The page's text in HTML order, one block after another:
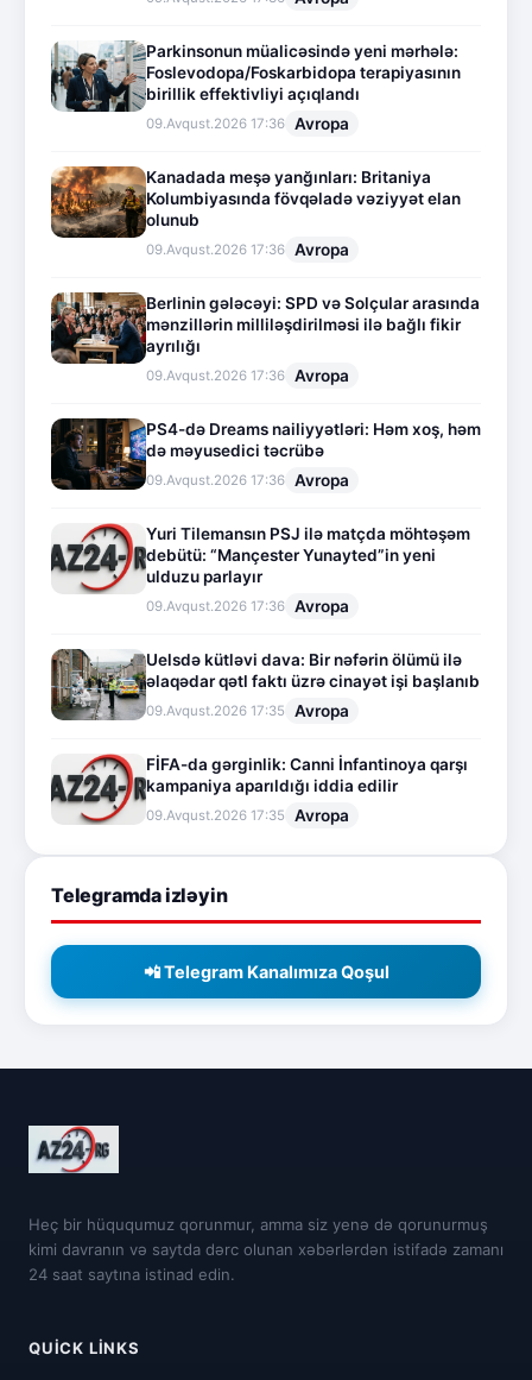
Parkinsonun müalicəsində yeni mərhələ:
Foslevodopa/Foskarbidopa terapiyasının
birillik effektivliyi açıqlandı
09.Avqust.2026 17:36 Avropa
Kanadada meşə yanğınları: Britaniya
Kolumbiyasında fövqəladə vəziyyət elan
olunub
09.Avqust.2026 17:36 Avropa
Berlinin gələcəyi: SPD və Solçular arasında
mənzillərin milliləşdirilməsi ilə bağlı fikir
ayrılığı
09.Avqust.2026 17:36 Avropa
PS4-də Dreams nailiyyətləri: Həm xoş, həm
də məyusedici təcrübə
09.Avqust.2026 17:36 Avropa
Yuri Tilemansın PSJ ilə matçda möhtəşəm
debütü: “Mançester Yunayted”in yeni
ulduzu parlayır
09.Avqust.2026 17:36 Avropa
Uelsdə kütləvi dava: Bir nəfərin ölümü ilə
əlaqədar qətl faktı üzrə cinayət işi başlanıb
09.Avqust.2026 17:35 Avropa
FİFA-da gərginlik: Canni İnfantinoya qarşı
kampaniya aparıldığı iddia edilir
09.Avqust.2026 17:35 Avropa
Telegramda izləyin
📲 Telegram Kanalımıza Qoşul
Heç bir hüququmuz qorunmur, amma siz yenə də qorunurmuş
kimi davranın və saytda dərc olunan xəbərlərdən istifadə zamanı
24 saat saytına istinad edin.
QUICK LINKS